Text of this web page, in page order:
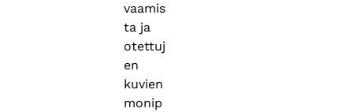
vaamis
ta ja
otettuj
en
kuvien
monip